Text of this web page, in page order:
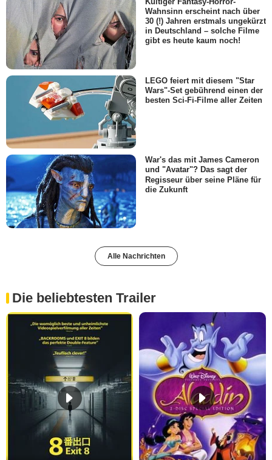
Wahnsinn erscheint nach über
30 (!) Jahren erstmals ungekürzt
in Deutschland – solche Filme
gibt es heute kaum noch!
LEGO feiert mit diesem "Star
Wars"-Set gebührend einen der
besten Sci-Fi-Filme aller Zeiten
War's das mit James Cameron
und "Avatar"? Das sagt der
Regisseur über seine Pläne für
die Zukunft
Alle Nachrichten
Die beliebtesten Trailer